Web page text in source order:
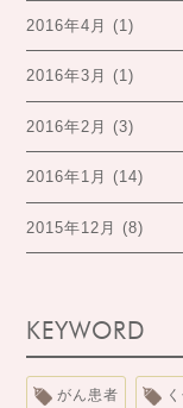
2016年4月 (1)
2016年3月 (1)
2016年2月 (3)
2016年1月 (14)
2015年12月 (8)
KEYWORD
がん患者